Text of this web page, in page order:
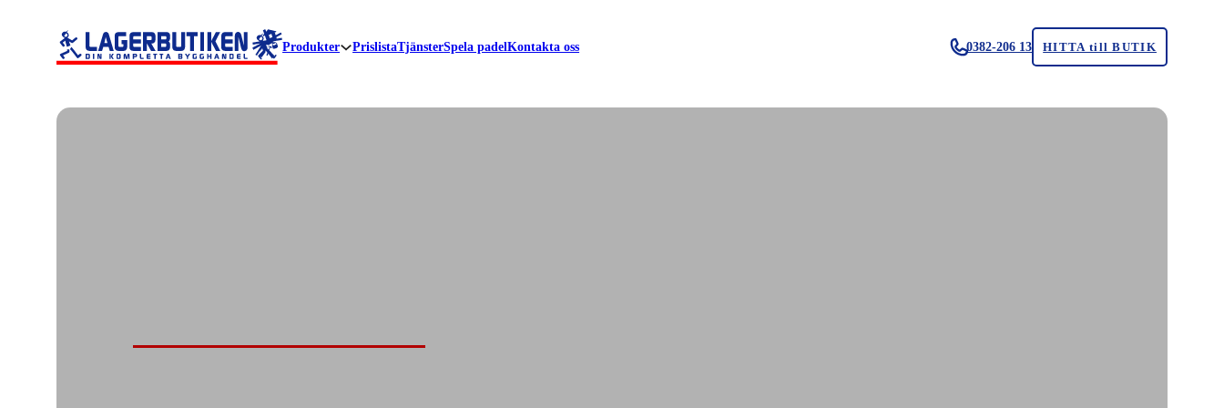
Produkter PrislistaTjänsterSpela padelKontakta oss 0382-206 13 HITTA till BUTIK